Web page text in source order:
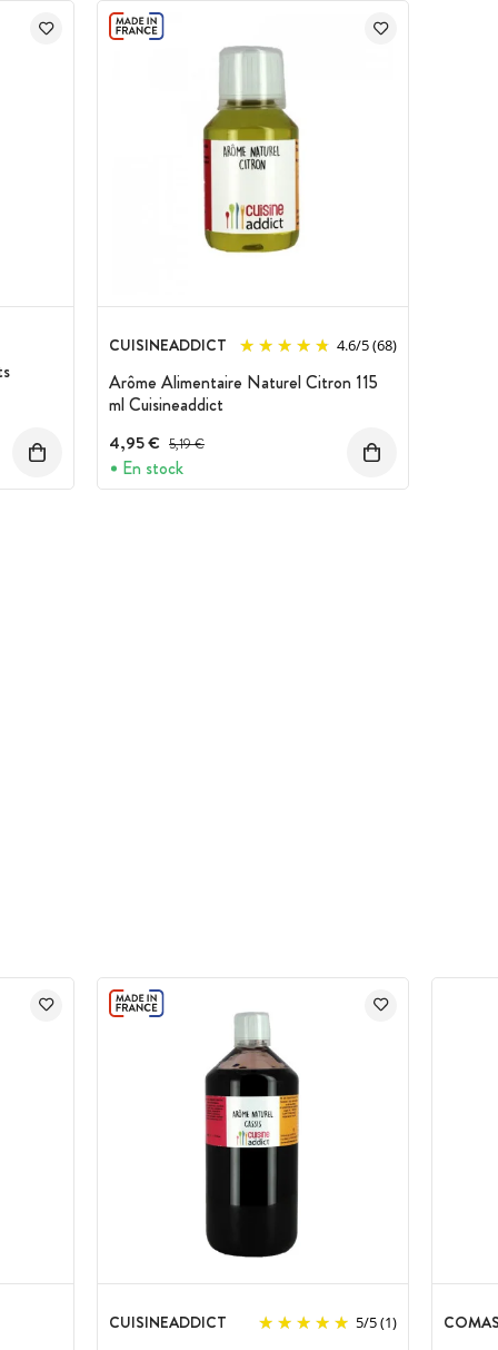
CUISINEADDICT 4.6/5(68)
Arôme Alimentaire Naturel Citron 115
ml Cuisineaddict
4,95 € Prix avant réduction :
5,19 €
En stock
CUISINEADDICT 5/5(1)